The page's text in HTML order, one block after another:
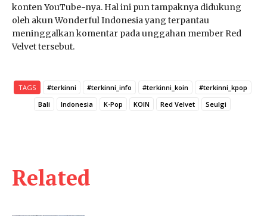
konten YouTube-nya. Hal ini pun tampaknya didukung
oleh akun Wonderful Indonesia yang terpantau
meninggalkan komentar pada unggahan member Red
Velvet tersebut.
TAGS #terkinni #terkinni_info #terkinni_koin
#terkinni_kpop
Bali
Indonesia K-Pop KOIN Red Velvet Seulgi
Related